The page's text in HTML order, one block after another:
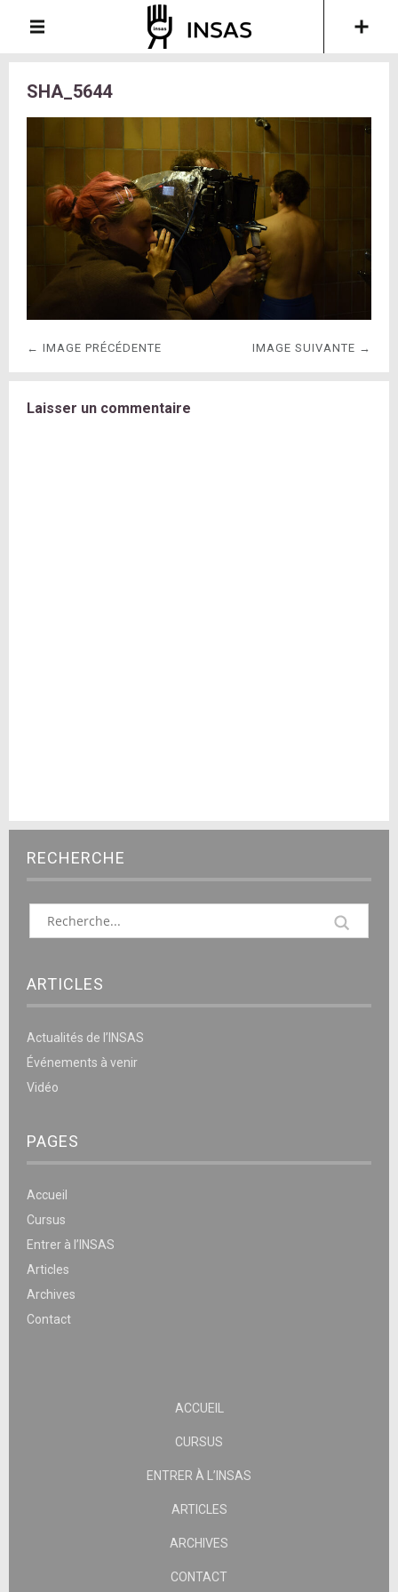
SHA_5644
← IMAGE PRÉCÉDENTE IMAGE SUIVANTE →
Laisser un commentaire
RECHERCHE
ARTICLES
Actualités de l’INSAS
Événements à venir
Vidéo
PAGES
Accueil
Cursus
Entrer à l’INSAS
Articles
Archives
Contact
ACCUEIL
CURSUS
ENTRER À L’INSAS
ARTICLES
ARCHIVES
CONTACT